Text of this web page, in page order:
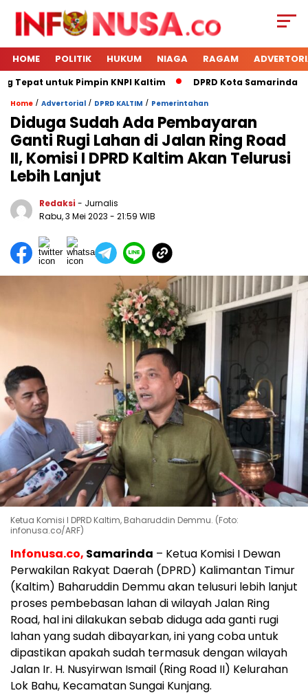
HOME POLITIK HUKUM NIAGA RAGAM
untuk Pimpin KNPI Kaltim DPRD Kota Samarinda
Home / Advertorial / DPRD KALTIM / Pemerintahan
Diduga Sudah Ada Pembayaran
Ganti Rugi Lahan di Jalan Ring Road
II, Komisi I DPRD Kaltim Akan Telurusi
Lebih Lanjut
Redaksi - Jurnalis
Rabu, 3 Mei 2023 - 21:59 WIB
Ketua Komisi I DPRD Kaltim, Baharuddin Demmu. (Foto:
infonusa.co/ARF)
Infonusa.co, Samarinda – Ketua Komisi I Dewan
Perwakilan Rakyat Daerah (DPRD) Kalimantan Timur
(Kaltim) Baharuddin Demmu akan telusuri lebih lanjut
proses pembebasan lahan di wilayah Jalan Ring
Road, hal ini dilakukan sebab diduga ada ganti rugi
lahan yang sudah dibayarkan, ini yang coba untuk
dipastikan apakah sudah termasuk dengan wilayah
Jalan Ir. H. Nusyirwan Ismail (Ring Road II) Kelurahan
Lok Bahu, Kecamatan Sungai Kunjang.